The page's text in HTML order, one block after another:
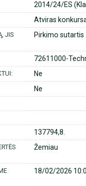
2014/24/ES
Atviras
JIS
Pirkimo sutartis
72611000-
Ne
Ne
137794,8.
Žemiau
18/02/2026